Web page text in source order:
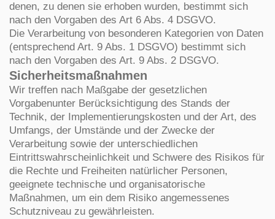
denen, zu denen sie erhoben wurden, bestimmt sich
nach den Vorgaben des Art 6 Abs. 4 DSGVO.
Die Verarbeitung von besonderen Kategorien von Daten
(entsprechend Art. 9 Abs. 1 DSGVO) bestimmt sich
nach den Vorgaben des Art. 9 Abs. 2 DSGVO.
Sicherheitsmaßnahmen
Wir treffen nach Maßgabe der gesetzlichen
Vorgabenunter Berücksichtigung des Stands der
Technik, der Implementierungskosten und der Art, des
Umfangs, der Umstände und der Zwecke der
Verarbeitung sowie der unterschiedlichen
Eintrittswahrscheinlichkeit und Schwere des Risikos für
die Rechte und Freiheiten natürlicher Personen,
geeignete technische und organisatorische
Maßnahmen, um ein dem Risiko angemessenes
Schutzniveau zu gewährleisten.